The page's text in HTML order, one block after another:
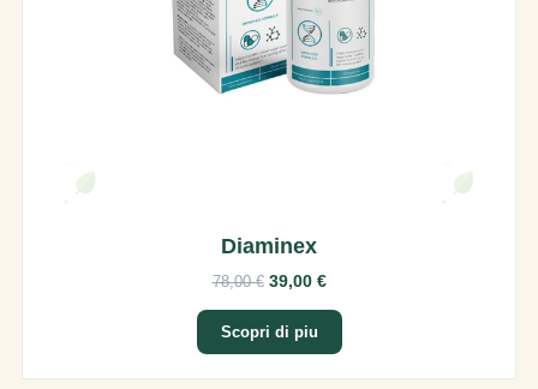
Diaminex
78,00 €39,00 €
Scopri di piu